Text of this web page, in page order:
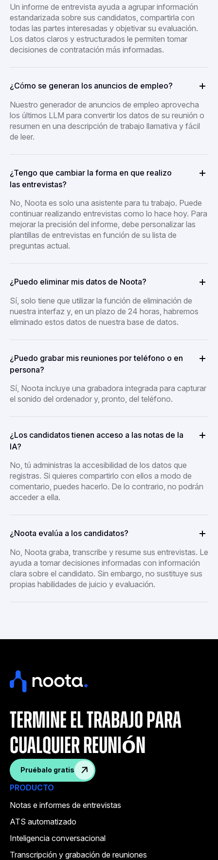
Un informe de entrevista ayuda a agrupar información
estandarizada sobre sus candidatos, compartirla con
todas las partes interesadas y objetivar su evaluación.
Los datos claros y estructurados le permiten tomar
decisiones de contratación más informadas.
¿Cómo se generan los anuncios de empleo?
Nuestro generador de anuncios de empleo aprovecha
los últimos LLM para convertir los datos de su reunión o
resumen en una descripción de trabajo llamativa y fácil
de leer.
¿Tengo que cambiar la forma en que realizo
las entrevistas?
No, Noota es solo una asistente para tu trabajo. Puede
continuar realizando entrevistas como lo hace hoy. Para
mejorar la precisión del informe, debe personalizar las
plantillas de entrevistas en función de su lista de
preguntas actual.
¿Puedo eliminar mis datos de Noota?
Sí, solo tiene que utilizar la función de eliminación de
nuestra interfaz y, en un plazo de 24 horas, habremos
eliminado estos datos de nuestra base de datos.
¿Puedo grabar mis reuniones por teléfono o en
persona?
Sí, Noota incluye una grabadora integrada para capturar
el sonido del ordenador y, pronto, del teléfono.
¿Los candidatos tienen acceso a las notas de la
IA?
No, tú administras la accesibilidad de los datos que
registras. Si quieres compartirlo con ellos a modo de
comentario, puedes hacerlo. De lo contrario, no podrán
acceder a ella.
¿Noota evalúa a los candidatos?
No, Noota graba, transcribe y resume sus entrevistas. Le
ayuda a tomar decisiones informadas con información
clara sobre el candidato. Sin embargo, no sustituye sus
propias habilidades de juicio y evaluación.
termine el trabajo para
cualquier reunión
Pruébalo gratis
PRODUCTO
Notas e informes de entrevistas
ATS automatizado
Inteligencia conversacional
Transcripción y grabación de reuniones